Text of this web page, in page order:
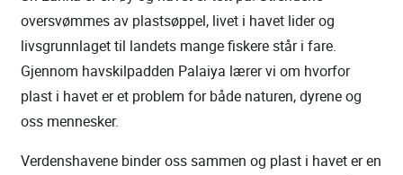
oversvømmes av plastsøppel, livet i havet lider og
livsgrunnlaget til landets mange fiskere står i fare.
Gjennom havskilpadden Palaiya lærer vi om hvorfor
plast i havet er et problem for både naturen, dyrene og
oss mennesker.
Verdenshavene binder oss sammen og plast i havet er en